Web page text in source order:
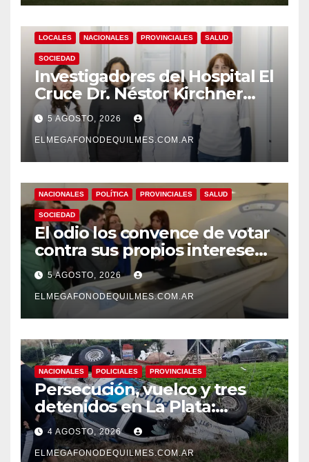
LOCALES NACIONALES PROVINCIALES SALUD
SOCIEDAD
Investigadores del Hospital El
Cruce Dr. Néstor Kirchner
desarrollan un estudio
pionero sobre el
envejecimiento cerebral y las
demencias
5 AGOSTO, 2026
ELMEGAFONODEQUILMES.COM.AR
NACIONALES POLÍTICA PROVINCIALES SALUD
SOCIEDAD
El odio los convence de votar
contra sus propios intereses.
Una Sociedad atrapada en la
grieta
5 AGOSTO, 2026
ELMEGAFONODEQUILMES.COM.AR
NACIONALES POLICIALES PROVINCIALES
Persecución, vuelco y tres
detenidos en La Plata:
recuperaron motos robadas
tras un operativo policial
4 AGOSTO, 2026
ELMEGAFONODEQUILMES.COM.AR